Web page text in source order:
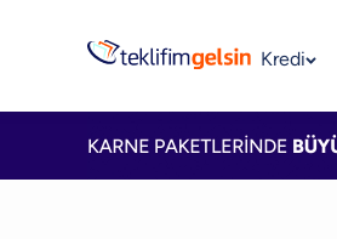
Kredi